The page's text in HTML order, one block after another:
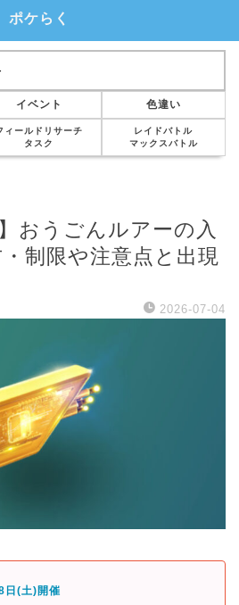
ポケらく
イベント 色違い
ィールドリサーチ
タスク
レイドバトル
マックスバトル
おうごんルアーの入
制限や注意点と出現
2026-07-04
日(土)開催